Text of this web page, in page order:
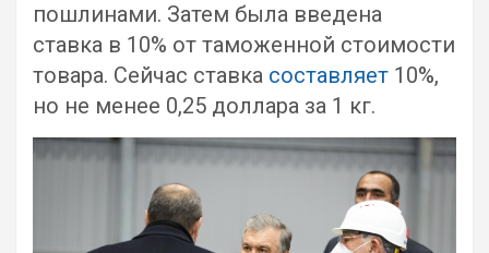
пошлинами. Затем была введена
ставка в 10% от таможенной стоимости
товара. Сейчас ставка составляет 10%,
но не менее 0,25 доллара за 1 кг.